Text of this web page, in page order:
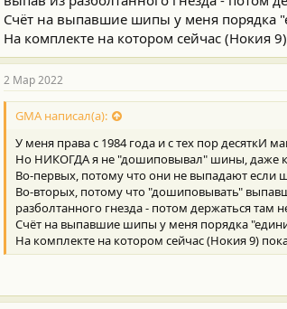
Счёт на выпавшие шипы у меня порядка
На комплекте на котором сейчас (Нокия
2 Мар 2022
GMA написал(а):
У меня права с 1984 года и с тех пор
Но НИКОГДА я не "дошиповывал" шины, даже
Во-первых, потому что они не выпадают если
Во-вторых, потому что "дошиповывать"
разболтанного гнезда - потом держаться там
Счёт на выпавшие шипы у меня порядка
На комплекте на котором сейчас (Нокия 9)